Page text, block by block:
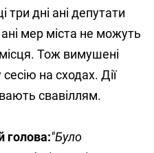
три дні ані депутати
мер міста не можуть
Тож вимушені
на сходах. Дії
свавіллям.
голова:"Було